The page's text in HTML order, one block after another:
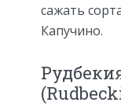
сажать
Капучино.